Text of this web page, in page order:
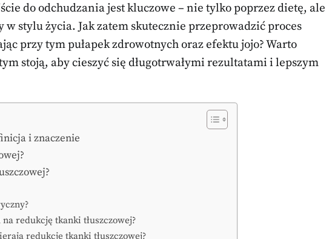
do odchudzania jest kluczowe – nie tylko poprzez dietę, ale
stylu życia. Jak zatem skutecznie przeprowadzić proces
przy tym pułapek zdrowotnych oraz efektu jojo? Warto
stoją, aby cieszyć się długotrwałymi rezultatami i lepszym
i znaczenie
redukcję tkanki tłuszczowej?
redukcję tkanki tłuszczowej?